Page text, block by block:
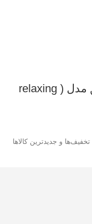
مام سکرت ژله ایی ضد تعریق مدل ( relaxing
و جدیدترین کالاها